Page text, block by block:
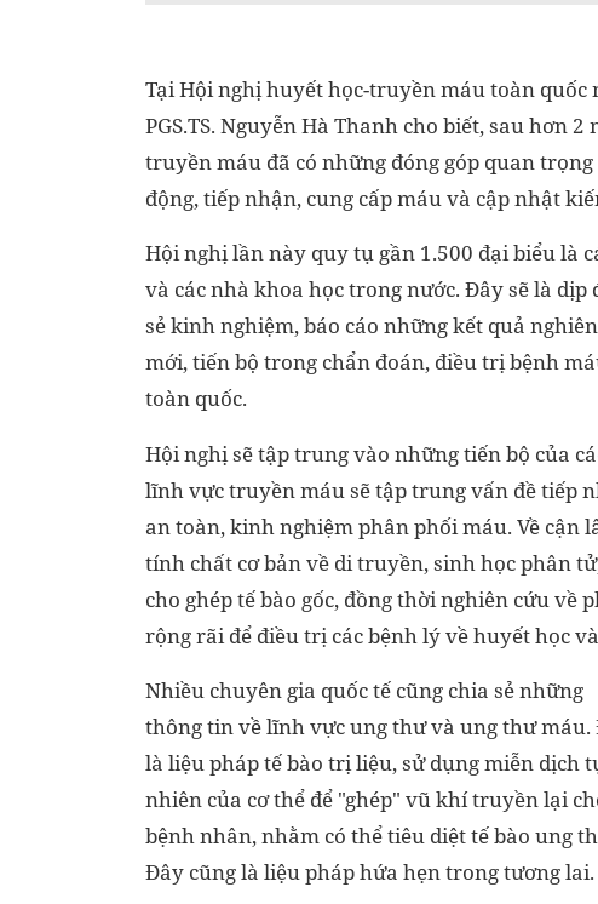
Tại Hội nghị huyết học-truyền máu toàn quốc
PGS.TS. Nguyễn Hà Thanh cho biết, sau hơn
truyền máu đã có những đóng góp quan
động, tiếp nhận, cung cấp máu và cập nhật
Hội nghị lần này quy tụ gần 1.500 đại biểu là
và các nhà khoa học trong nước. Đây sẽ là
sẻ kinh nghiệm, báo cáo những kết quả
mới, tiến bộ trong chẩn đoán, điều trị bệnh
toàn quốc.
Hội nghị sẽ tập trung vào những tiến bộ của
lĩnh vực truyền máu sẽ tập trung vấn đề tiếp
an toàn, kinh nghiệm phân phối máu. Về cận
tính chất cơ bản về di truyền, sinh học phân
cho ghép tế bào gốc, đồng thời nghiên cứu
rộng rãi để điều trị các bệnh lý về huyết học
Nhiều chuyên gia quốc tế cũng chia sẻ những
thông tin về lĩnh vực ung thư và ung thư máu.
là liệu pháp tế bào trị liệu, sử dụng miễn dịch
nhiên của cơ thể để "ghép" vũ khí truyền lại
bệnh nhân, nhằm có thể tiêu diệt tế bào ung
Đây cũng là liệu pháp hứa hẹn trong tương lai.